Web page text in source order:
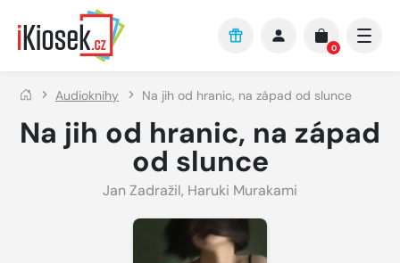
Přejít na hlavní obsah
0
Audioknihy Na jih od hranic, na západ od slunce
Na jih od hranic, na západ
od slunce
Jan Zadražil, Haruki Murakami